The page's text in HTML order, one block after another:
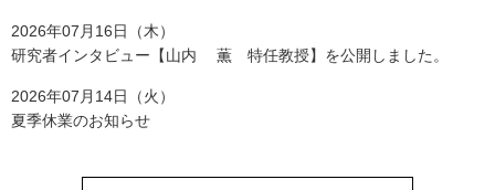
2026年07月16日（木）
研究者インタビュー【山内 薫 特任教授】を公開しました。
2026年07月14日（火）
夏季休業のお知らせ